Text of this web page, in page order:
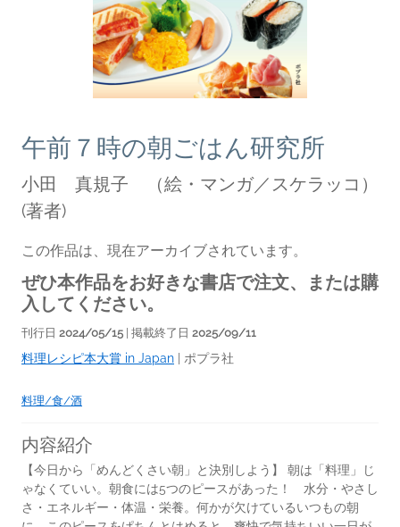
午前７時の朝ごはん研究所
小田 真規子 （絵・マンガ／スケラッコ）
(著者)
この作品は、現在アーカイブされています。
ぜひ本作品をお好きな書店で注文、または購
入してください。
刊行日 2024/05/15 | 掲載終了日 2025/09/11
料理レシピ本大賞 in Japan ポプラ社
料理/食/酒
内容紹介
【今日から「めんどくさい朝」と決別しよう】 朝は「料理」じ
ゃなくていい。朝食には5つのピースがあった！ 水分・やさし
さ・エネルギー・体温・栄養。何かが欠けているいつもの朝